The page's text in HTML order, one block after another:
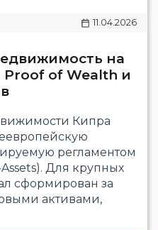
11.04.2026
на
of Wealth и
Кипра
регламентом
Для крупных
сформирован за
активами,